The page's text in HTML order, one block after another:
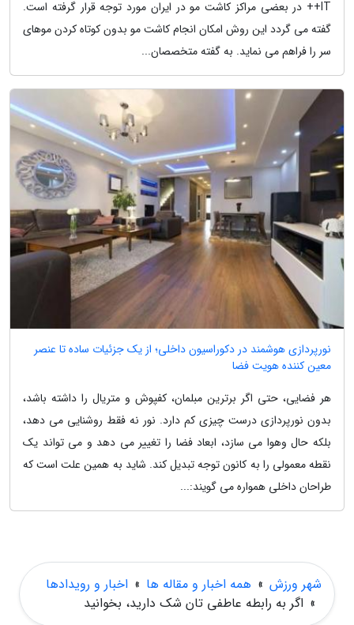
IT++ در بعضی مراکز کاشت مو در ایران مورد توجه قرار گرفته است.
گفته می گردد این روش امکان انجام کاشت مو بدون کوتاه کردن موهای
سر را فراهم می نماید. به گفته متخصصان...
نورپردازی هوشمند در دکوراسیون داخلی؛ از یک جزئیات ساده تا عنصر
معین کننده هویت فضا
هر فضایی، حتی اگر برترین مبلمان، کفپوش و متریال را داشته باشد،
بدون نورپردازی درست چیزی کم دارد. نور نه فقط روشنایی می دهد،
بلکه حال وهوا می سازد، ابعاد فضا را تغییر می دهد و می تواند یک
نقطه معمولی را به کانون توجه تبدیل کند. شاید به همین علت است که
طراحان داخلی همواره می گویند:...
شهر ورزش » همه اخبار و مقاله ها » اخبار و رویدادها
» اگر به رابطه عاطفی تان شک دارید، بخوانید